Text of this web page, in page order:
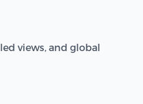
views, and global